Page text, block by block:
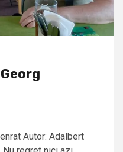
Autor: Adalbert